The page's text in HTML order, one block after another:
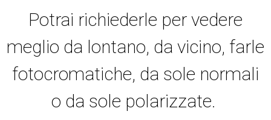
Potrai richiederle per vedere
meglio da lontano, da vicino, farle
fotocromatiche, da sole normali
o da sole polarizzate.